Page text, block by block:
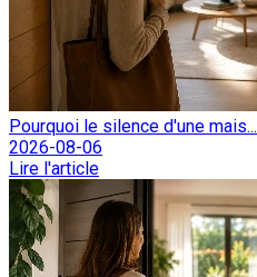
Pourquoi le silence d'une mais...
2026-08-06
Lire l'article